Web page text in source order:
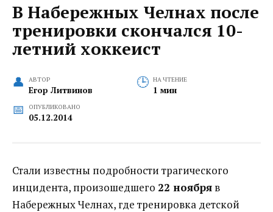
В Набережных Челнах после
тренировки скончался 10-
летний хоккеист
АВТОР
Егор Литвинов
НА ЧТЕНИЕ
1 мин
ОПУБЛИКОВАНО
05.12.2014
Стали известны подробности трагического
инцидента, произошедшего 22 ноября в
Набережных Челнах, где тренировка детской